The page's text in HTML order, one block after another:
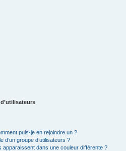
puis-je en rejoindre un ?
d’un groupe d’utilisateurs ?
apparaissent dans une couleur différente ?